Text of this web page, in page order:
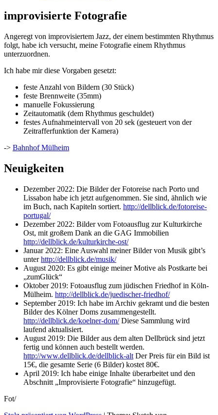
improvisierte Fotografie
Angeregt von improvisiertem Jazz, der einem bestimmten Rhythmus
folgt, habe ich versucht, meine Fotografie einem Rhythmus
unterzuordnen.
Ich habe mir diese Vorgaben gesetzt:
feste Anzahl von Bildern (30 Stück)
feste Brennweite (35mm)
manuelle Fokussierung
Zeitautomatik (dem Rhythmus geschuldet)
festes Aufnahmeintervall von 20 sek (gesteuert von der
Zeitrafferfunktion der Kamera)
-> Bahnhof Mülheim
Neuigkeiten
Dezember 2022: Die Bilder der Fotoreise nach Porto und
Lissabon habe ich jetzt aufgenommen. Sie sind, ähnlich wie
im Buch, nach Kapiteln sortiert. http://dellblick.de/fotoreise-
portugal/
Dezember 2022: Bilder vom Fotoausflug zur Kulturkirche
Ost, mit großem Dank an die GAG Immobilien
http://dellblick.de/kulturkirche-ost/
Januar 2022: Eine Auswahl meiner Bilder von Musik gibt’s
unterhttp://dellblick.de/musik/
August 2020: Es gibt einige meiner Motive als Postkarte bei
„zumGlück“
Oktober 2019: Fotoausflug zum jüdischen Friedhof in Köln-
Mülheim. http://dellblick.de/juedischer-friedhof/
September 2019: Ich habe im Archiv gekramt und die besten
Bilder des Kölner Doms zusammengestellt.
http://dellblick.de/koelner-dom/Diese Sammlung wird
laufend aktualisiert.
August 2019: Die Bilder aus dem alten Dellbrück sind jetzt
fertig und können auch bestellt werden.
http://www.dellblick.de/dellblick-alt Der Preis für ein Bild ist
15€, die gesamte Serie (6 Bilder) kostet 80€.
April 2019: Ich habe einige Inhalte überarbeitet und den
Abschnitt „Improvisierte Fotografie“ hinzugefügt.
Fot/